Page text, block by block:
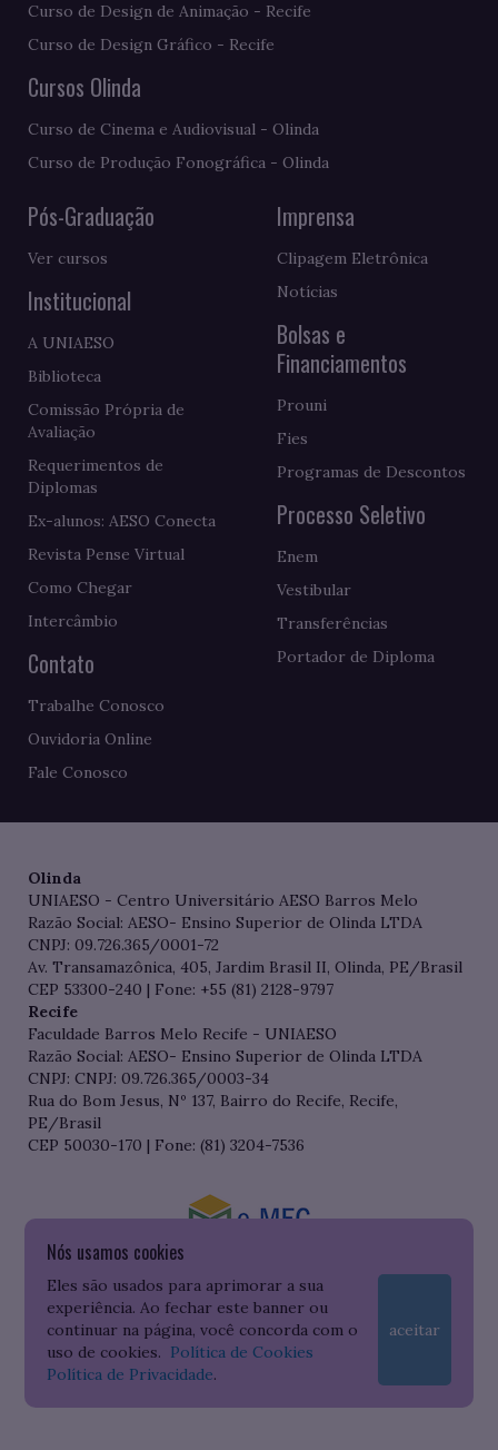
Nós usamos cookies
Eles são usados para aprimorar a sua
experiência. Ao fechar este banner ou
continuar na página, você concorda com o
uso de cookies. Política de Cookies
Política de Privacidade.
aceitar
Curso de Design de Animação - Recife
Curso de Design Gráfico - Recife
Cursos Olinda
Curso de Cinema e Audiovisual - Olinda
Curso de Produção Fonográfica - Olinda
Pós-Graduação
Ver cursos
Institucional
A UNIAESO
Biblioteca
Comissão Própria de
Avaliação
Requerimentos de
Diplomas
Ex-alunos: AESO Conecta
Revista Pense Virtual
Como Chegar
Intercâmbio
Contato
Trabalhe Conosco
Ouvidoria Online
Fale Conosco
Imprensa
Clipagem Eletrônica
Notícias
Bolsas e
Financiamentos
Prouni
Fies
Programas de Descontos
Processo Seletivo
Enem
Vestibular
Transferências
Portador de Diploma
Olinda
UNIAESO - Centro Universitário AESO Barros Melo
Razão Social: AESO- Ensino Superior de Olinda LTDA
CNPJ: 09.726.365/0001-72
Av. Transamazônica, 405, Jardim Brasil II, Olinda, PE/Brasil
CEP 53300-240 | Fone: +55 (81) 2128-9797
Recife
Faculdade Barros Melo Recife - UNIAESO
Razão Social: AESO- Ensino Superior de Olinda LTDA
CNPJ: CNPJ: 09.726.365/0003-34
Rua do Bom Jesus, Nº 137, Bairro do Recife, Recife,
PE/Brasil
CEP 50030-170 | Fone: (81) 3204-7536
Consulte o cadastro da Instituição no Sistema do e-MEC